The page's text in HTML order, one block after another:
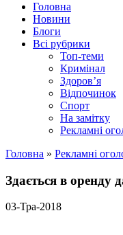
Головна
Новини
Блоги
Всі рубрики
Топ-теми
Кримінал
Здоров’я
Відпочинок
Спорт
На замітку
Рекламні
Головна » Рекламні
Здається в оренду
03-Тра-2018